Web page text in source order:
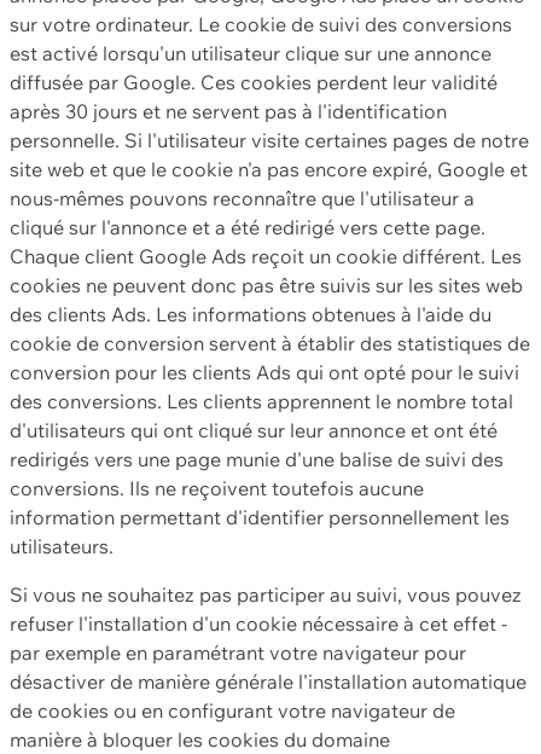
sur votre ordinateur. Le cookie de suivi des conversions
est activé lorsqu'un utilisateur clique sur une annonce
diffusée par Google. Ces cookies perdent leur validité
après 30 jours et ne servent pas à l'identification
personnelle. Si l'utilisateur visite certaines pages de notre
site web et que le cookie n'a pas encore expiré, Google et
nous-mêmes pouvons reconnaître que l'utilisateur a
cliqué sur l'annonce et a été redirigé vers cette page.
Chaque client Google Ads reçoit un cookie différent. Les
cookies ne peuvent donc pas être suivis sur les sites web
des clients Ads. Les informations obtenues à l'aide du
cookie de conversion servent à établir des statistiques de
conversion pour les clients Ads qui ont opté pour le suivi
des conversions. Les clients apprennent le nombre total
d'utilisateurs qui ont cliqué sur leur annonce et ont été
redirigés vers une page munie d'une balise de suivi des
conversions. Ils ne reçoivent toutefois aucune
information permettant d'identifier personnellement les
utilisateurs.
Si vous ne souhaitez pas participer au suivi, vous pouvez
refuser l'installation d'un cookie nécessaire à cet effet -
par exemple en paramétrant votre navigateur pour
désactiver de manière générale l'installation automatique
de cookies ou en configurant votre navigateur de
manière à bloquer les cookies du domaine